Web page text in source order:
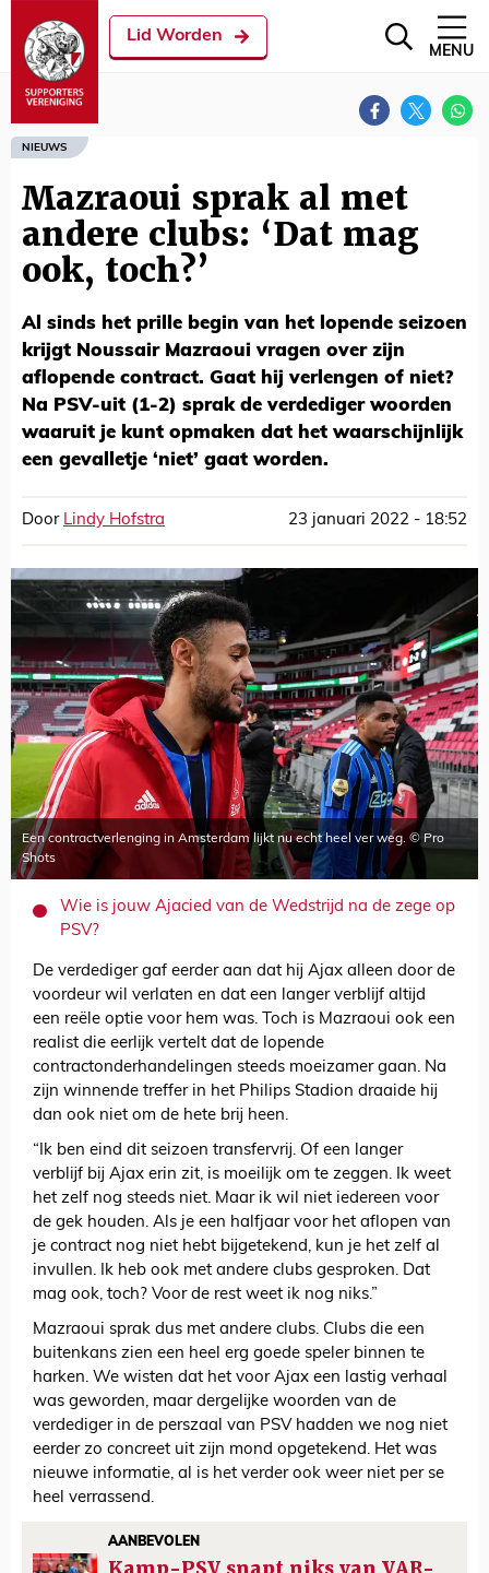
Lid Worden
MENU
NIEUWS
Mazraoui sprak al met
andere clubs: ‘Dat mag
ook, toch?’
Al sinds het prille begin van het lopende seizoen
krijgt Noussair Mazraoui vragen over zijn
aflopende contract. Gaat hij verlengen of niet?
Na PSV-uit (1-2) sprak de verdediger woorden
waaruit je kunt opmaken dat het waarschijnlijk
een gevalletje ‘niet’ gaat worden.
Door Lindy Hofstra 23 januari 2022 - 18:52
Een contractverlenging in Amsterdam lijkt nu echt heel ver weg. © Pro
Shots
Wie is jouw Ajacied van de Wedstrijd na de zege op
PSV?
De verdediger gaf eerder aan dat hij Ajax alleen door de
voordeur wil verlaten en dat een langer verblijf altijd
een reële optie voor hem was. Toch is Mazraoui ook een
realist die eerlijk vertelt dat de lopende
contractonderhandelingen steeds moeizamer gaan. Na
zijn winnende treffer in het Philips Stadion draaide hij
dan ook niet om de hete brij heen.
“Ik ben eind dit seizoen transfervrij. Of een langer
verblijf bij Ajax erin zit, is moeilijk om te zeggen. Ik weet
het zelf nog steeds niet. Maar ik wil niet iedereen voor
de gek houden. Als je een halfjaar voor het aflopen van
je contract nog niet hebt bijgetekend, kun je het zelf al
invullen. Ik heb ook met andere clubs gesproken. Dat
mag ook, toch? Voor de rest weet ik nog niks.”
Mazraoui sprak dus met andere clubs. Clubs die een
buitenkans zien een heel erg goede speler binnen te
harken. We wisten dat het voor Ajax een lastig verhaal
was geworden, maar dergelijke woorden van de
verdediger in de perszaal van PSV hadden we nog niet
eerder zo concreet uit zijn mond opgetekend. Het was
nieuwe informatie, al is het verder ook weer niet per se
heel verrassend.
AANBEVOLEN